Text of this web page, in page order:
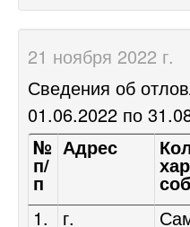
21 ноября 2022 г.
Сведения об
01.06.2022 по
№
п/
п
Адрес
1. г.